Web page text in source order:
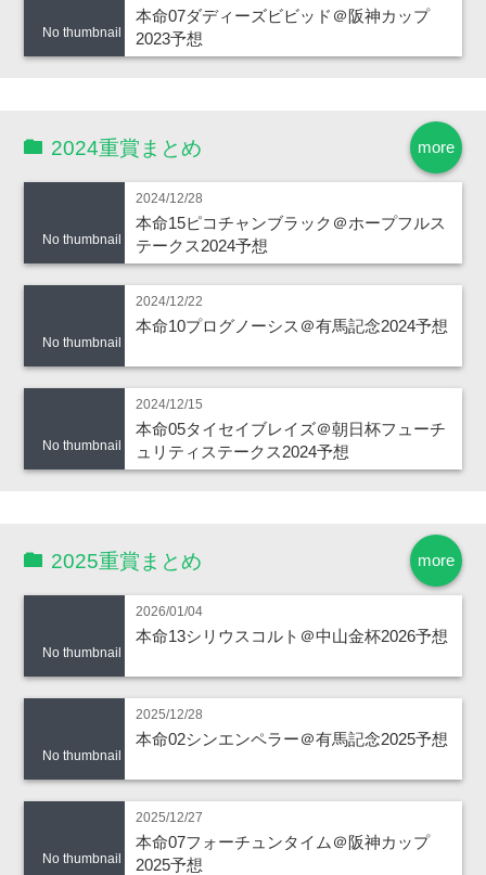
No thumbnail
本命07ダディーズビビッド＠阪神カップ
2023予想
more
2024重賞まとめ
No thumbnail
2024/12/28
本命15ピコチャンブラック＠ホープフルス
テークス2024予想
No thumbnail
2024/12/22
本命10プログノーシス＠有馬記念2024予想
No thumbnail
2024/12/15
本命05タイセイブレイズ＠朝日杯フューチ
ュリティステークス2024予想
more
2025重賞まとめ
No thumbnail
2026/01/04
本命13シリウスコルト＠中山金杯2026予想
No thumbnail
2025/12/28
本命02シンエンペラー＠有馬記念2025予想
No thumbnail
2025/12/27
本命07フォーチュンタイム＠阪神カップ
2025予想